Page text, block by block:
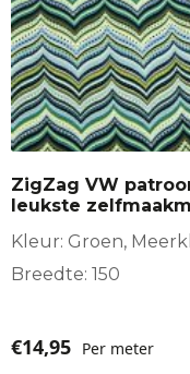
ZigZag VW
leukste
Kleur: Groen,
Breedte: 150
€14,95 Per meter